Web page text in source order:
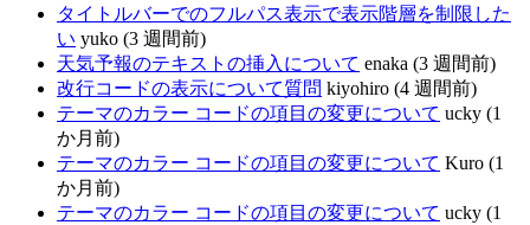
タイトルバーでのフルパス表示で表示階層を制限した
い yuko (3 週間前)
天気予報のテキストの挿入について enaka (3 週間前)
改行コードの表示について質問 kiyohiro (4 週間前)
テーマのカラー コードの項目の変更について ucky (1
か月前)
テーマのカラー コードの項目の変更について Kuro (1
か月前)
テーマのカラー コードの項目の変更について ucky (1